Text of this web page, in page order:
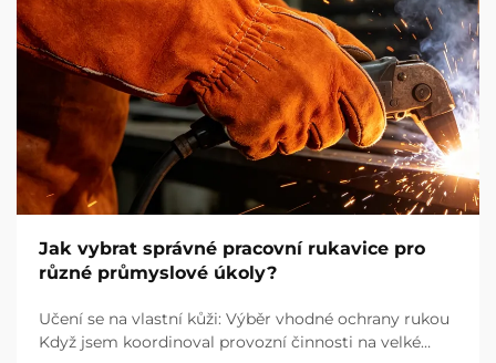
Jak vybrat správné pracovní rukavice pro
různé průmyslové úkoly?
Učení se na vlastní kůži: Výběr vhodné ochrany rukou
Když jsem koordinoval provozní činnosti na velké